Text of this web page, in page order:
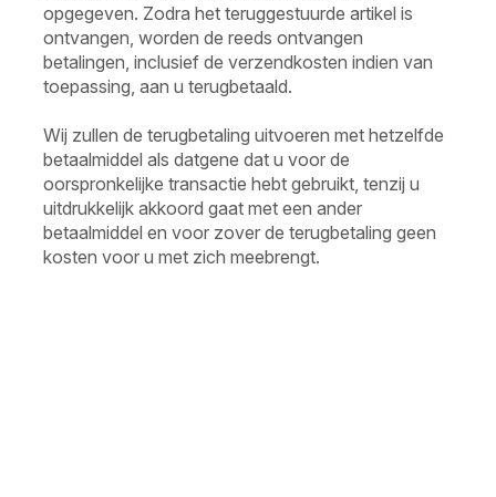
opgegeven. Zodra het teruggestuurde artikel is
ontvangen, worden de reeds ontvangen
betalingen, inclusief de verzendkosten indien van
toepassing, aan u terugbetaald.
Wij zullen de terugbetaling uitvoeren met hetzelfde
betaalmiddel als datgene dat u voor de
oorspronkelijke transactie hebt gebruikt, tenzij u
uitdrukkelijk akkoord gaat met een ander
betaalmiddel en voor zover de terugbetaling geen
kosten voor u met zich meebrengt.